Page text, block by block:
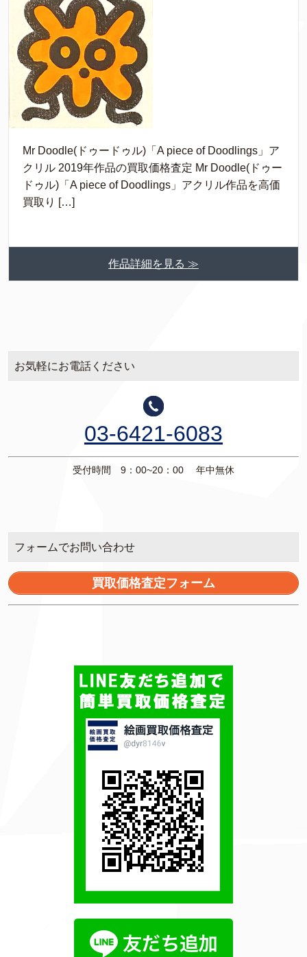
Mr Doodle(ドゥードゥル)「A piece of Doodlings」ア
クリル 2019年作品の買取価格査定 Mr Doodle(ドゥー
ドゥル)「A piece of Doodlings」アクリル作品を高価
買取り […]
作品詳細を見る ≫
お気軽にお電話ください
03-6421-6083
受付時間 9：00~20：00 年中無休
フォームでお問い合わせ
買取価格査定フォーム